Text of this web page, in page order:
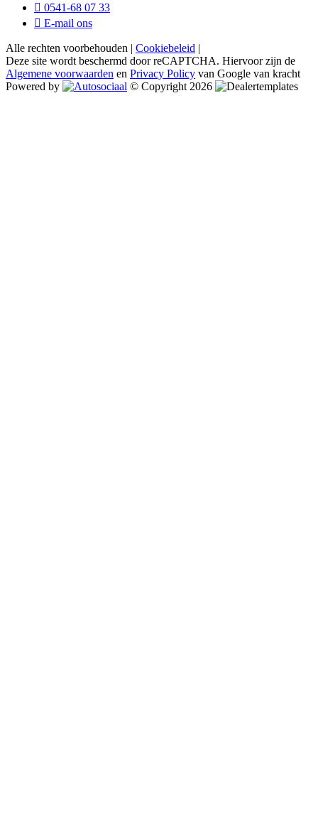
0541-68 07 33
E-mail ons
Alle rechten voorbehouden | Cookiebeleid |
Deze site wordt beschermd door reCAPTCHA. Hiervoor zijn de
Algemene voorwaarden en Privacy Policy van Google van kracht
Powered by
© Copyright 2026